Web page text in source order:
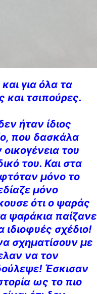
για όλα τα
και τσιπούρες.
ήταν ίδιος
που δασκάλα
του
του. Και στα
μόνο το
μόνο
ότι ο ψαράς
ψαράκια παίζανε
σχέδιο!
σχηματίσουν με
να τον
Έσκισαν
ως το πιο